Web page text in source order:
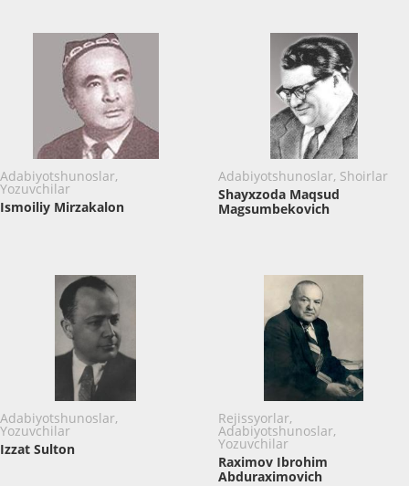
Adabiyotshunoslar,
Yozuvchilar
Ismoiliy Mirzakalon
Adabiyotshunoslar, Shoirlar
Shayxzoda Maqsud
Magsumbekovich
Adabiyotshunoslar,
Yozuvchilar
Izzat Sulton
Rejissyorlar,
Adabiyotshunoslar,
Yozuvchilar
Raximov Ibrohim
Abduraximovich